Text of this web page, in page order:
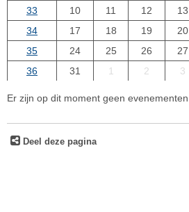
33
10 11 12 13
34
17 18 19 20
35
24 25 26 27
36
31 1 2 3
Er zijn op dit moment geen evenementen
Deel deze pagina